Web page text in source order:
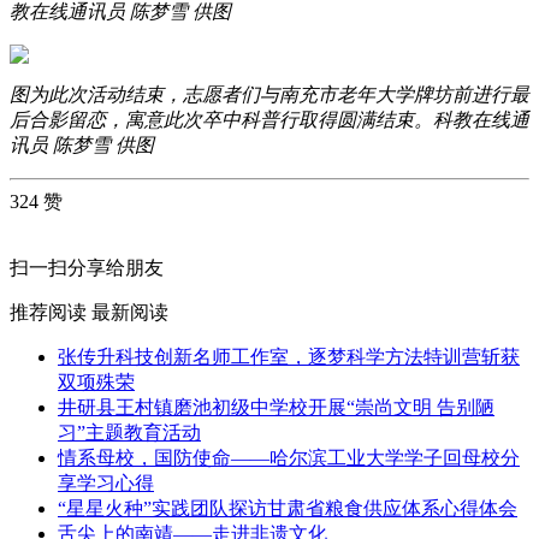
教在线通讯员 陈梦雪 供图
图为此次活动结束，志愿者们与南充市老年大学牌坊前进行最
后合影留恋，寓意此次卒中科普行取得圆满结束。 科教在线通
讯员 陈梦雪 供图
324 赞
扫一扫分享给朋友
推荐阅读 最新阅读
张传升科技创新名师工作室，逐梦科学方法特训营斩获
双项殊荣
井研县王村镇磨池初级中学校开展“崇尚文明 告别陋
习”主题教育活动
情系母校，国防使命——哈尔滨工业大学学子回母校分
享学习心得
“星星火种”实践团队探访甘肃省粮食供应体系心得体会
舌尖上的南靖——走进非遗文化